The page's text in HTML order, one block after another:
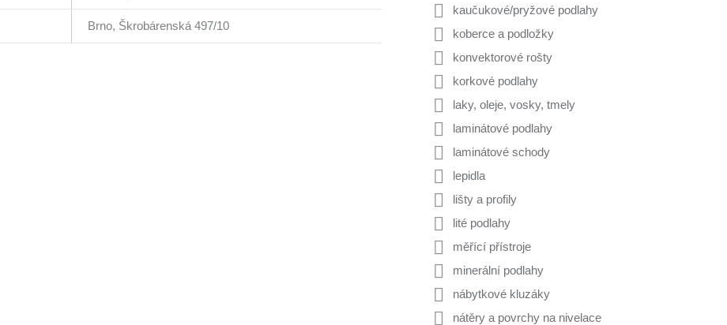
Brno, Škrobárenská 497/10
kaučukové/pryžové podlahy
koberce a podložky
konvektorové rošty
korkové podlahy
laky, oleje, vosky, tmely
laminátové podlahy
laminátové schody
lepidla
lišty a profily
lité podlahy
měřící přístroje
minerální podlahy
nábytkové kluzáky
nátěry a povrchy na nivelace